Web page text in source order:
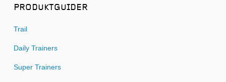
PRODUKTGUIDER
Trail
Daily Trainers
Super Trainers